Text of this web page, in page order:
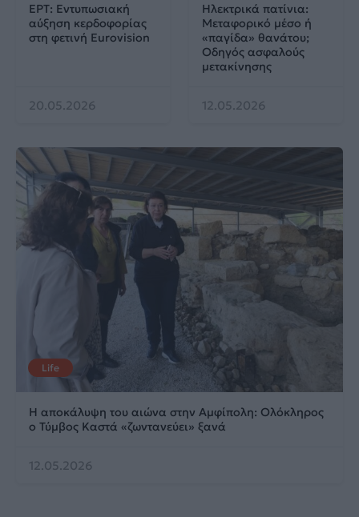
ΕΡΤ: Εντυπωσιακή
αύξηση κερδοφορίας
στη φετινή Eurovision
20.05.2026
Ηλεκτρικά πατίνια:
Μεταφορικό μέσο ή
«παγίδα» θανάτου;
Οδηγός ασφαλούς
μετακίνησης
12.05.2026
Life
Η αποκάλυψη του αιώνα στην Αμφίπολη: Ολόκληρος
ο Τύμβος Καστά «ζωντανεύει» ξανά
12.05.2026